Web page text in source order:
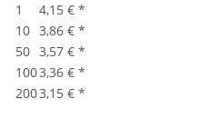
1
4,15 € *
10 3,86 € *
50 3,57 € *
1003,36 € *
2003,15 € *